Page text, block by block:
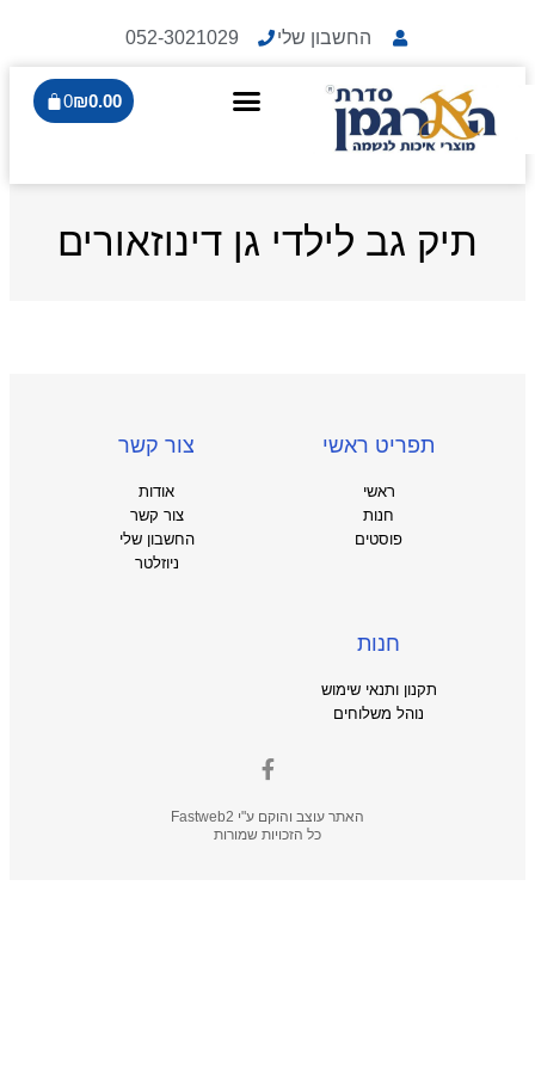
החשבון שלי 052-3021029
₪0.00
0
תיק גב לילדי גן דינוזאורים
תפריט ראשי
ראשי
חנות
פוסטים
צור קשר
אודות
צור קשר
החשבון שלי
ניוזלטר
חנות
תקנון ותנאי שימוש
נוהל משלוחים
האתר עוצב והוקם ע"י Fastweb2
כל הזכויות שמורות